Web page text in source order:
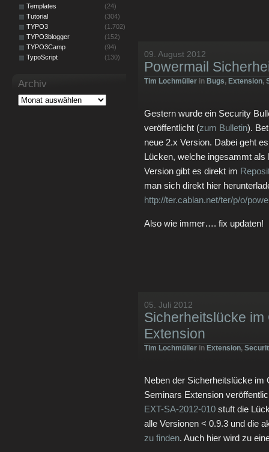
09. August 2012
Powermail
Tim Lochmüller in Bugs, Extension,
Gestern wurde ein Security
veröffentlicht (zum Bulletin).
neue 2.x Version. Dabei geht
Lücken, welche ingesammt
Version gibt es direkt im
man sich direkt hier
http://ter.cablan.net/ter/p/o/
Also wie immer…. fix updaten!
05. Juli 2012
Sicherheitslücke
Extension
Tim Lochmüller in Extension,
Neben der Sicherheitslücke im
Seminars Extension
EXT-SA-2012-010 stuft die
alle Versionen < 0.9.3 und die
zu finden. Auch hier wird zu
Templates
(24)
Tutorial
(304)
TYPO3
(1.702)
TYPO3blogger
(152)
TYPO3Camp
(94)
TypoScript
(130)
Archiv